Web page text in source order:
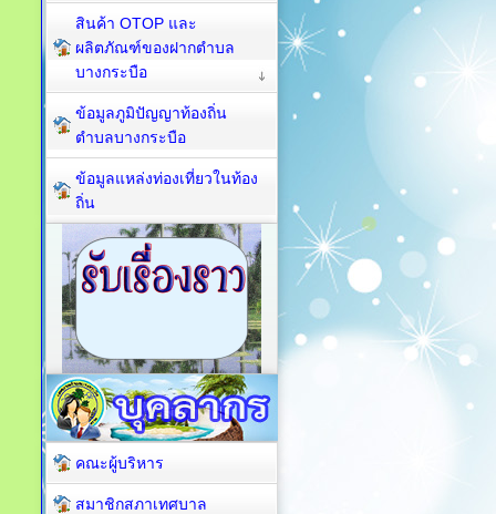
สินค้า OTOP และ
ผลิตภัณฑ์ของฝากตำบล
บางกระบือ
ข้อมูลภูมิปัญญาท้องถิ่น
ตำบลบางกระบือ
ข้อมูลแหล่งท่องเที่ยวในท้อง
ถิ่น
คณะผู้บริหาร
สมาชิกสภาเทศบาล